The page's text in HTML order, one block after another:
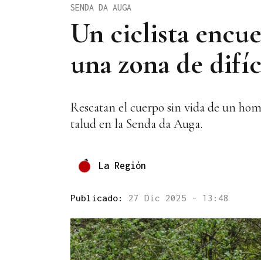
Un ciclista
una zona de
SENDA DA AUGA
Rescatan el cuerpo sin vida de un
talud en la Senda da Auga.
La Región
Publicado: 27 Dic 2025 - 13:48